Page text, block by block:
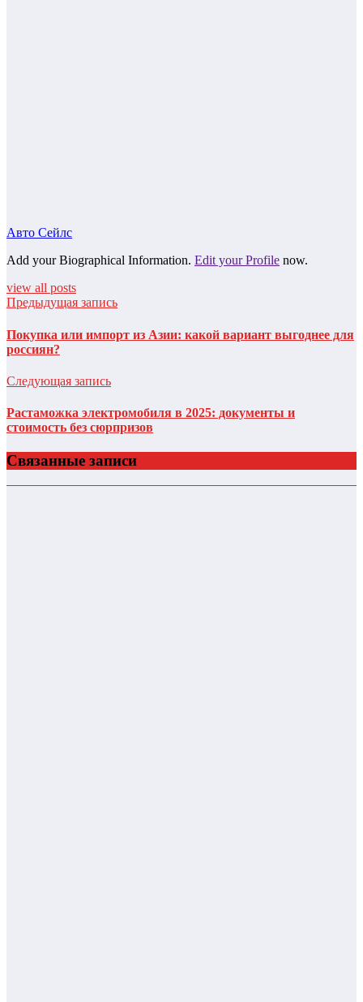
Авто Сейлс
Add your Biographical Information. Edit your Profile now.
view all posts
Предыдущая запись
Покупка или импорт из Азии: какой вариант выгоднее для
россиян?
Следующая запись
Растаможка электромобиля в 2025: документы и
стоимость без сюрпризов
Связанные записи